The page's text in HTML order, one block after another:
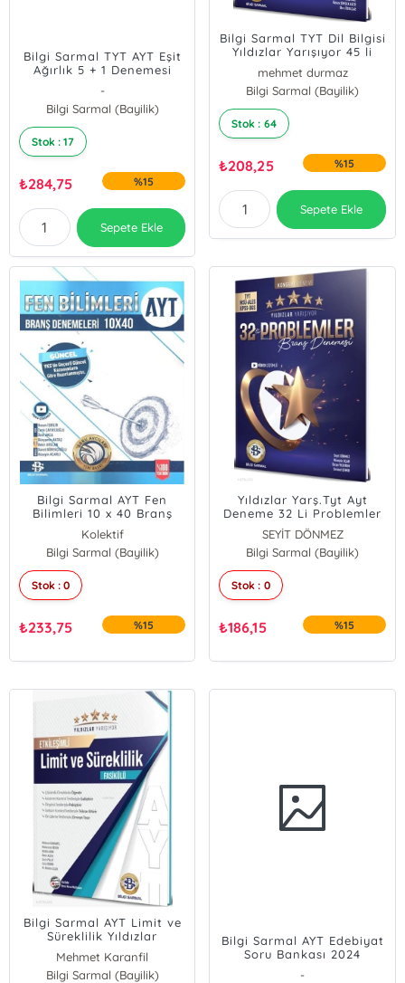
Bilgi Sarmal TYT AYT Eşit
Ağırlık 5 + 1 Denemesi
-
Bilgi Sarmal (Bayilik)
Stok : 17
₺284,75 %15
Sepete Ekle
Bilgi Sarmal TYT Dil Bilgisi
Yıldızlar Yarışıyor 45 li
Branş Denemesi
mehmet durmaz
İLYAS ÖRSKAYA
Bilgi Sarmal (Bayilik)
Stok : 64
₺208,25 %15
Sepete Ekle
Bilgi Sarmal AYT Fen
Bilimleri 10 x 40 Branş
Denemeleri
Kolektif
Bilgi Sarmal (Bayilik)
Stok : 0
₺233,75 %15
Yıldızlar Yarş.Tyt Ayt
Deneme 32 Li Problemler
-24
SEYİT DÖNMEZ
Bilgi Sarmal (Bayilik)
Stok : 0
₺186,15 %15
Bilgi Sarmal AYT Limit ve
Süreklilik Yıldızlar
Yarışıyor Etkileşimli
Fasikülü
Mehmet Karanfil
Muharrem Ersen
Bilgi Sarmal (Bayilik)
Bilgi Sarmal AYT Edebiyat
Soru Bankası 2024
-